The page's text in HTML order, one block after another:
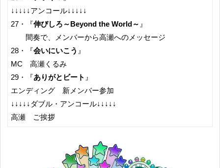
↓↓↓↓↓アンコール↓↓↓↓↓
27・『伸びしろ～Beyond the World～ 』
間奏で、メンバーから高瀬へのメッセージ
28・『会いにいこう 』
MC 高瀬くるみ
29・『ありがとビート 』
エンディング 新メンバー参加
↓↓↓↓↓ダブル・アンコール↓↓↓↓↓
高瀬 ご挨拶